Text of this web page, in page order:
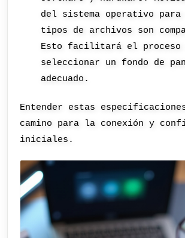
del sistema operativo para
tipos de archivos son
Esto facilitará el
seleccionar un fondo de
adecuado.
Entender estas
camino para la conexión y
iniciales.